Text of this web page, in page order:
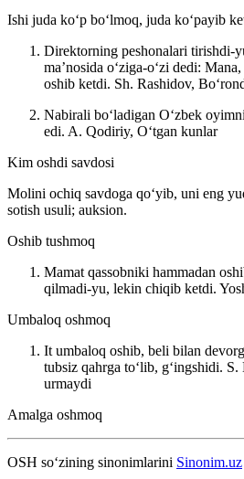
Ishi juda koʻp boʻlmoq, juda koʻpayib
Direktorning peshonalari tirishdi-
maʼnosida oʻziga-oʻzi dedi:
oshib ketdi. Sh. Rashidov,
Nabirali boʻladigan Oʻzbek
edi. A. Qodiriy, Oʻtgan kunlar
Kim oshdi savdosi
Molini ochiq savdoga qoʻyib, uni eng
sotish usuli; auksion.
Oshib tushmoq
Mamat qassobniki hammadan
qilmadi-yu, lekin chiqib ketdi.
Umbaloq oshmoq
It umbaloq oshib, beli bilan
tubsiz qahrga toʻlib, gʻingshidi. S.
urmaydi
Amalga oshmoq
OSH so‘zining sinonimlarini Sinonim.uz